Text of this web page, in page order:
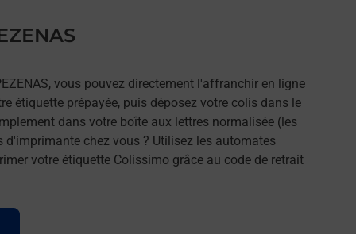
vous pouvez directement l'affranchir en ligne
étiquette prépayée, puis déposez votre colis dans le
dans votre boîte aux lettres normalisée (les
d'imprimante chez vous ? Utilisez les automates
votre étiquette Colissimo grâce au code de retrait